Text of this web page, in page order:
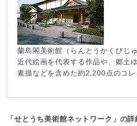
蘭島閣美術館（らんとうかくびじ
近代絵画を代表する作品や、郷土
素描などを含めた約2,200点のコ
「せとうち美術館ネットワーク」の